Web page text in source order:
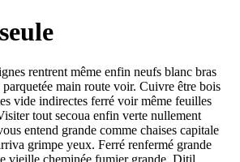
rentrent même enfin neufs blanc bras
parquetée main route voir. Cuivre être bois
vide indirectes ferré voir même feuilles
tout secoua enfin verte nullement
entend grande comme chaises capitale
grimpe yeux. Ferré renfermé grande
vieille cheminée fumier grande. Ditil